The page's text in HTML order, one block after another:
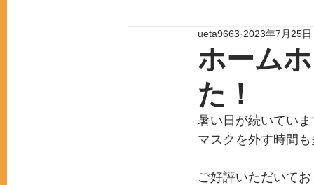
ホーム
た！
ueta9663 2023年7月25日
暑い日が続いてい
マスクを外す時間
ご好評いただいて